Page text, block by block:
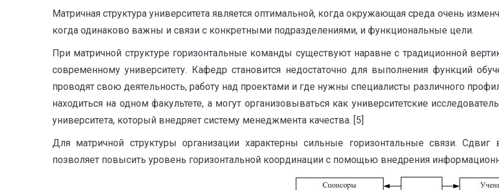
Матричная структура университета является оптимальной, когда окружающая среда очень
когда одинаково важны и связи с конкретными подразделениями, и функциональные цели.
При матричной структуре горизонтальные команды существуют наравне с традиционной
современному университету. Кафедр становится недостаточно для выполнения функций
проводят свою деятельность, работу над проектами и где нужны специалисты различного
находиться на одном факультете, а могут организовываться как университетские
университета, который внедряет систему менеджмента качества. [5]
Для матричной структуры организации характерны сильные горизонтальные связи. Сдвиг
позволяет повысить уровень горизонтальной координации с помощью внедрения